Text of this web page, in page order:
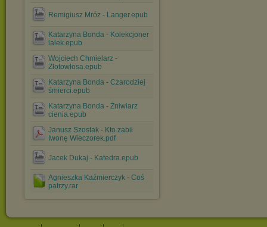
Remigiusz Mróz - Langer.epub
Katarzyna Bonda - Kolekcjoner
lalek.epub
Wojciech Chmielarz -
Złotowłosa.epub
Katarzyna Bonda - Czarodziej
śmierci.epub
Katarzyna Bonda - Żniwiarz
cienia.epub
Janusz Szostak - Kto zabił
Iwonę Wieczorek.pdf
Jacek Dukaj - Katedra.epub
Agnieszka Kaźmierczyk - Coś
patrzy.rar